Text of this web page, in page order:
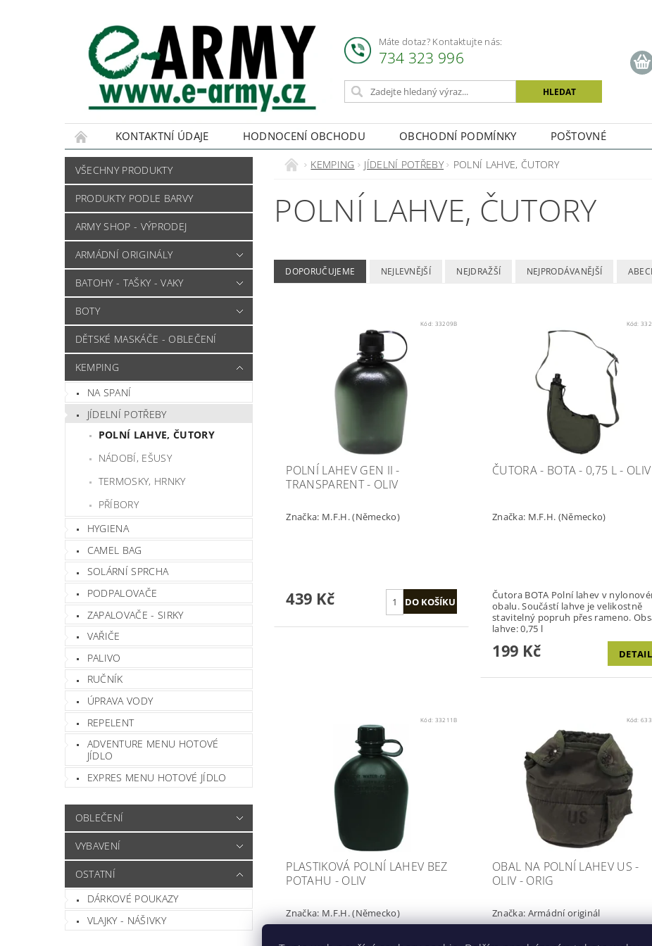
Máte dotaz? Kontaktujte nás:
734 323 996
KONTAKTNÍ ÚDAJE HODNOCENÍ OBCHODU OBCHODNÍ PODMÍNKY POŠTOVNÉ
VŠECHNY PRODUKTY
PRODUKTY PODLE BARVY
ARMY SHOP - VÝPRODEJ
ARMÁDNÍ ORIGINÁLY
BATOHY - TAŠKY - VAKY
BOTY
DĚTSKÉ MASKÁČE - OBLEČENÍ
KEMPING
NA SPANÍ
JÍDELNÍ POTŘEBY
POLNÍ LAHVE, ČUTORY
NÁDOBÍ, EŠUSY
TERMOSKY, HRNKY
PŘÍBORY
HYGIENA
CAMEL BAG
SOLÁRNÍ SPRCHA
PODPALOVAČE
ZAPALOVAČE - SIRKY
VAŘIČE
PALIVO
RUČNÍK
ÚPRAVA VODY
REPELENT
ADVENTURE MENU HOTOVÉ
JÍDLO
EXPRES MENU HOTOVÉ JÍDLO
OBLEČENÍ
VYBAVENÍ
OSTATNÍ
DÁRKOVÉ POUKAZY
VLAJKY - NÁŠIVKY
KEMPING JÍDELNÍ POTŘEBY POLNÍ LAHVE, ČUTORY
POLNÍ LAHVE, ČUTORY
DOPORUČUJEME NEJLEVNĚJŠÍ NEJDRAŽŠÍ NEJPRODÁVANĚJŠÍ
Kód: 33209B
POLNÍ LAHEV GEN II -
TRANSPARENT - OLIV
Značka: M.F.H. (Německo)
439 Kč
Kód:
ČUTORA - BOTA - 0,75 L - OLIV
Značka: M.F.H. (Německo)
Čutora BOTA Polní lahev v nylonovém
obalu. Součástí lahve je velikostně
stavitelný popruh přes rameno. Obsah
lahve: 0,75 l
199 Kč DETAIL
Kód: 33211B
PLASTIKOVÁ POLNÍ LAHEV BEZ
POTAHU - OLIV
Značka: M.F.H. (Německo)
Kód:
OBAL NA POLNÍ LAHEV US -
OLIV - ORIG
Značka: Armádní originál